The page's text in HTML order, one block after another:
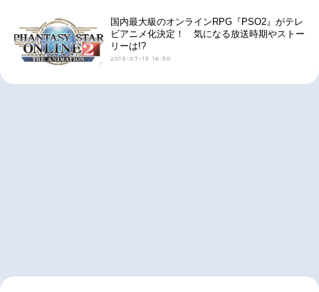
国内最大級のオンラインRPG『PSO2』がテレ
ビアニメ化決定！ 気になる放送時期やストー
リーは!?
2015-07-13 16:30